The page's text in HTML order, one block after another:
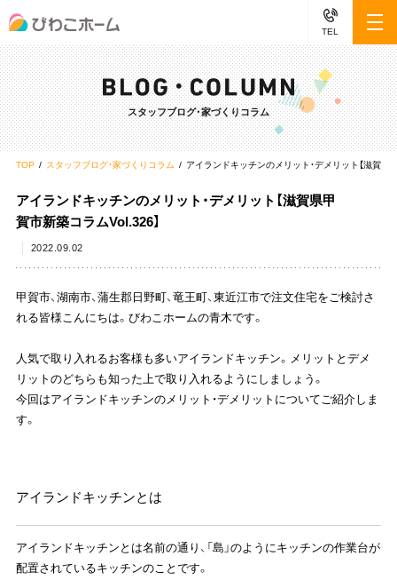
TEL
スタッフブログ・家づくりコラム
TOP スタッフブログ・家づくりコラム アイランドキッチンのメリット・デメリット【滋賀県
アイランドキッチンのメリット・デメリット【滋賀県甲
賀市新築コラムVol.326】
2022.09.02
甲賀市、湖南市、蒲生郡日野町、竜王町、東近江市で注文住宅をご検討さ
れる皆様こんにちは。びわこホームの青木です。
人気で取り入れるお客様も多いアイランドキッチン。メリットとデメ
リットのどちらも知った上で取り入れるようにしましょう。
今回はアイランドキッチンのメリット・デメリットについてご紹介しま
す。
アイランドキッチンとは
アイランドキッチンとは名前の通り、「島」のようにキッチンの作業台が
配置されているキッチンのことです。